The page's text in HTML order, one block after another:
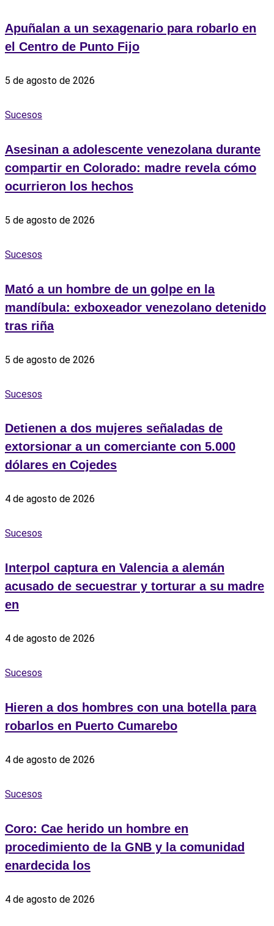
Apuñalan a un sexagenario para robarlo en
el Centro de Punto Fijo
5 de agosto de 2026
Sucesos
Asesinan a adolescente venezolana durante
compartir en Colorado: madre revela cómo
ocurrieron los hechos
5 de agosto de 2026
Sucesos
Mató a un hombre de un golpe en la
mandíbula: exboxeador venezolano detenido
tras riña
5 de agosto de 2026
Sucesos
Detienen a dos mujeres señaladas de
extorsionar a un comerciante con 5.000
dólares en Cojedes
4 de agosto de 2026
Sucesos
Interpol captura en Valencia a alemán
acusado de secuestrar y torturar a su madre
en
4 de agosto de 2026
Sucesos
Hieren a dos hombres con una botella para
robarlos en Puerto Cumarebo
4 de agosto de 2026
Sucesos
Coro: Cae herido un hombre en
procedimiento de la GNB y la comunidad
enardecida los
4 de agosto de 2026